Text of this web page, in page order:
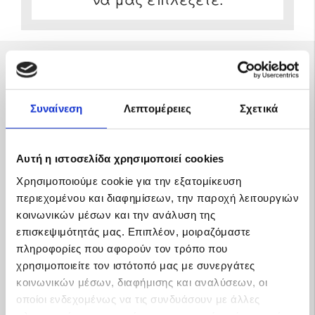
Συναίνεση Λεπτομέρειες Σχετικά
Αυτή η ιστοσελίδα χρησιμοποιεί cookies
Χρησιμοποιούμε cookie για την εξατομίκευση
περιεχομένου και διαφημίσεων, την παροχή λειτουργιών
κοινωνικών μέσων και την ανάλυση της
επισκεψιμότητάς μας. Επιπλέον, μοιραζόμαστε
πληροφορίες που αφορούν τον τρόπο που
χρησιμοποιείτε τον ιστότοπό μας με συνεργάτες
κοινωνικών μέσων, διαφήμισης και αναλύσεων, οι
οποίοι ενδεχομένως να τις συνδυάσουν με άλλες
Καλέστε μας
210 3217895
για δωρεάν μελέτη και
προσφορά
Προσφορές για Αυτονομα Φωτοβολταικα